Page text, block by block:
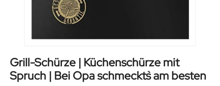
Grill-Schürze | Küchenschürze mit
Spruch | Bei Opa schmeckt`s am besten